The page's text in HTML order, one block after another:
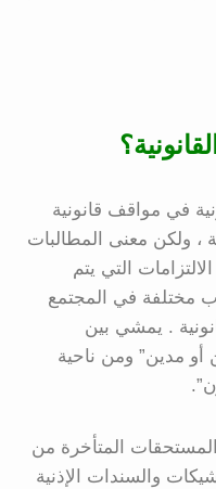
في مواقف قانونية
، ولكن معنى المطالبات
التي يتم
مختلفة في المجتمع
. يمشي بين
أو مدين” ومن ناحية
المتأخرة من
والسندات الإذنية